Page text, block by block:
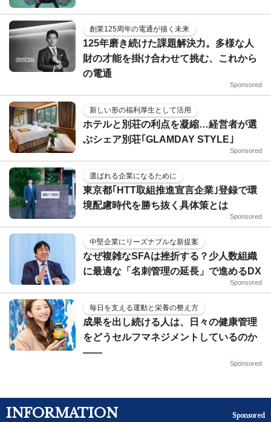
創業125周年の電通が描く未来
125年磨き続けた課題解決力。多様な人
財の才能を掛け合わせて挑む、これから
の電通
Sponsored
新しい形の福利厚生として活用
ホテルと別荘の利点を凝縮…経営者が選
ぶシェア別荘｢GLAMDAY STYLE｣
Sponsored
選ばれる企業になるために
東京都｢HTT取組推進宣言企業｣登録で環
境配慮時代を勝ち抜く具体策とは
Sponsored
中堅企業にリーズナブルな新提案
なぜ複雑なSFAは挫折する？少人数組織
に最適な「名刺管理の延長」で進めるDX
Sponsored
毎日を支える運動と栄養の整え方
成果を出し続ける人は、日々の健康管理
をどうセルフマネジメントしているのか
——
Sponsored
INFORMATION Sponsored